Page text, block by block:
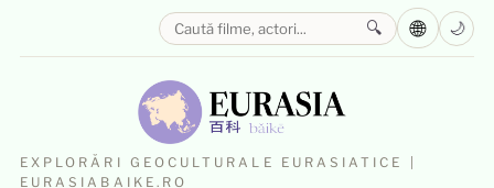
EXPLORĂRI GEOCULTURALE EURASIATICE |
EURASIABAIKE.RO
🔍 🌐 🌙